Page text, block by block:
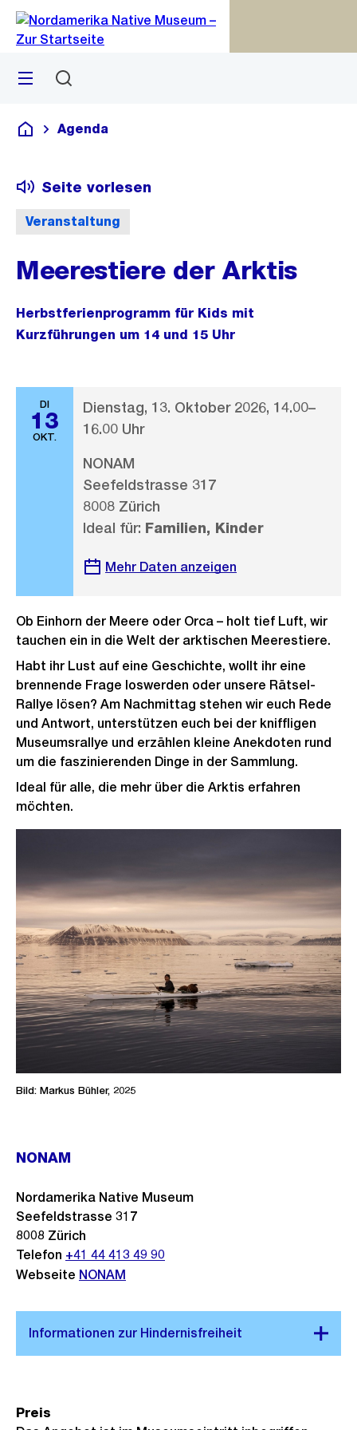
Navigation
Sprunglink
Menü
Deutsch
Agenda
Veranstaltung
Seite vorlesen
Meerestiere der Arktis
Herbstferienprogramm für Kids mit
Kurzführungen um 14 und 15 Uhr
DI
13
OKT.
Dienstag, 13. Oktober 2026, 14.00–
16.00 Uhr
NONAM
Seefeldstrasse 317
8008 Zürich
Ideal für: Familien, Kinder
Mehr Daten anzeigen
Ob Einhorn der Meere oder Orca – holt tief Luft, wir
tauchen ein in die Welt der arktischen Meerestiere.
Habt ihr Lust auf eine Geschichte, wollt ihr eine
brennende Frage loswerden oder unsere Rätsel-
Rallye lösen? Am Nachmittag stehen wir euch Rede
und Antwort, unterstützen euch bei der kniffligen
Museumsrallye und erzählen kleine Anekdoten rund
um die faszinierenden Dinge in der Sammlung.
Ideal für alle, die mehr über die Arktis erfahren
möchten.
Bild: Markus Bühler, 2025
NONAM
Nordamerika Native Museum
Seefeldstrasse 317
8008 Zürich
Telefon +41 44 413 49 90
Webseite NONAM
Preis